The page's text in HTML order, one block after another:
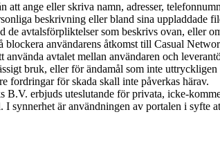
att ange eller skriva namn, adresser,
beskrivning eller bland sina uppladdade
de avtalsförpliktelser som beskrivs ovan, eller
blockera användarens åtkomst till Casual
använda avtalet mellan användaren och
bruk, eller för ändamål som inte
fordringar för skada skall inte påverkas härav.
B.V. erbjuds uteslutande för privata, icke-
I synnerhet är användningen av portalen i